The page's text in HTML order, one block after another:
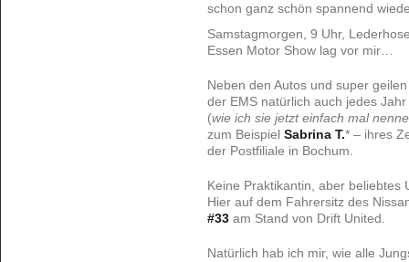
schon ganz schön spannend
Samstagmorgen, 9 Uhr,
Essen Motor Show lag vor mir…
Neben den Autos und super
der EMS natürlich auch jedes
(wie ich sie jetzt einfach mal nenne
zum Beispiel Sabrina T.* – ihres
der Postfiliale in Bochum.
Keine Praktikantin, aber beliebtes
Hier auf dem Fahrersitz des
#33am Stand von Drift United.
Natürlich hab ich mir, wie alle